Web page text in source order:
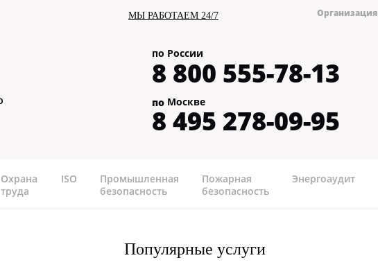
МЫ РАБОТАЕМ 24/7 Организация
по России
8 800 555-78-13
по Москве
8 495 278-09-95
Охрана
труда
ISO
Промышленная
безопасность
Пожарная
безопасность
Энергоаудит
Популярные услуги